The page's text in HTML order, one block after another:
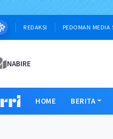
REDAKSI PEDOMAN MEDIA
NABIRE
HOME BERITA